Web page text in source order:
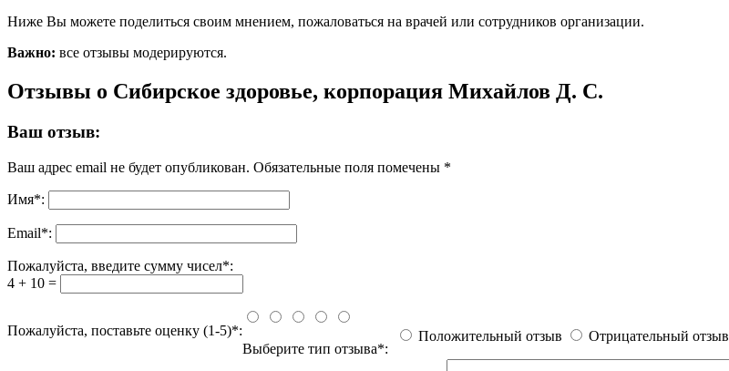
Ниже Вы можете поделиться своим мнением, пожаловаться на врачей или сотрудников организации.
Важно: все отзывы модерируются.
Отзывы о Сибирское здоровье, корпорация Михайлов Д. С.
Ваш отзыв:
Ваш адрес email не будет опубликован. Обязательные поля помечены *
Имя*:
Email*:
Пожалуйста, введите сумму чисел*:
4 + 10 =
Пожалуйста, поставьте оценку (1-5)*:
Выберите тип отзыва*:
Положительный отзыв Отрицательный отзыв